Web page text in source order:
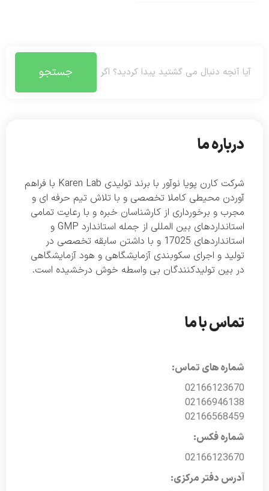
جستجو
تماس با ما
شماره های تماس:
02166123670
02166946138
02166568459
شماره فکس:
02166123670
آدرس دفتر مرکزی:
درباره ما
شرکت کارن پویا نوآور با برند تولیدی Karen Lab با فراهم
آوردن محیطی کاملا تخصصی و با تلاش تیم حرفه ای و
مجرب و برخورداری از کارشناسان خبره و با رعایت تمامی
استانداردهای بین المللی از جمله استاندارد GMP و
استانداردهای 17025 و با داشتن سابقه تخصصی در
تولید و اجرای سکوبندی آزمایشگاهی و هود آزمایشگاهی
در بین تولیدکنندگان بی واسطه خوش درخشیده است.